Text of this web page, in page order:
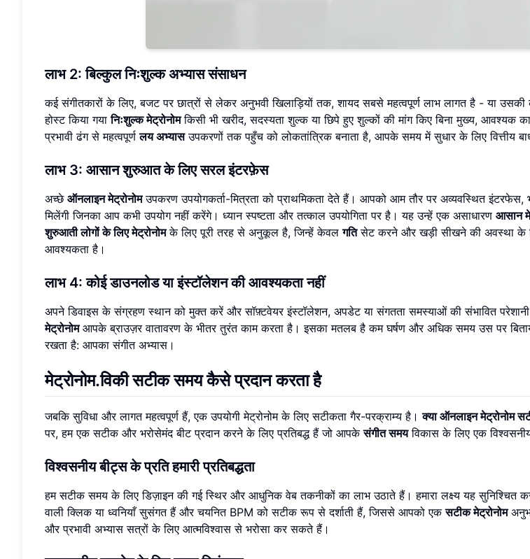
लाभ 2: बिल्कुल निःशुल्क अभ्यास संसाधन
कई संगीतकारों के लिए, बजट पर छात्रों से लेकर अनुभवी खिलाड़ियों तक, शायद सबसे महत्वपूर्ण लाभ लागत है - या उसकी
होस्ट किया गयानिःशुल्क मेट्रोनोमकिसी भी खरीद, सदस्यता शुल्क या छिपे हुए शुल्कों की मांग किए बिना मुख्य, आवश्यक
प्रभावी ढंग से महत्वपूर्णलय अभ्यासउपकरणों तक पहुँच को लोकतांत्रिक बनाता है, आपके समय में सुधार के लिए वित्तीय
लाभ 3: आसान शुरुआत के लिए सरल इंटरफ़ेस
अच्छे ऑनलाइन मेट्रोनोमउपकरण उपयोगकर्ता-मित्रता को प्राथमिकता देते हैं। आपको आम तौर पर अव्यवस्थित इंटरफेस,
मिलेंगी जिनका आप कभी उपयोग नहीं करेंगे। ध्यान स्पष्टता और तत्काल उपयोगिता पर है। यह उन्हें एक असाधारण आसान
शुरुआती लोगों के लिए मेट्रोनोमके लिए पूरी तरह से अनुकूल है, जिन्हें केवलगतिसेट करने और खड़ी सीखने की अवस्था के
आवश्यकता है।
लाभ 4: कोई डाउनलोड या इंस्टॉलेशन की आवश्यकता नहीं
अपने डिवाइस के संग्रहण स्थान को मुक्त करें और सॉफ़्टवेयर इंस्टॉलेशन, अपडेट या संगतता समस्याओं की संभावित
मेट्रोनोमआपके ब्राउज़र वातावरण के भीतर तुरंत काम करता है। इसका मतलब है कम घर्षण और अधिक समय उस पर
रखता है: आपका संगीत अभ्यास।
मेट्रोनोम.विकी सटीक समय कैसे प्रदान करता है
जबकि सुविधा और लागत महत्वपूर्ण हैं, एक उपयोगी मेट्रोनोम के लिए सटीकता गैर-परक्राम्य है।क्या ऑनलाइन मेट्रोनोम
पर, हम एक सटीक और भरोसेमंद बीट प्रदान करने के लिए प्रतिबद्ध हैं जो आपकेसंगीत समयविकास के लिए एक
विश्वसनीय बीट्स के प्रति हमारी प्रतिबद्धता
हम सटीक समय के लिए डिज़ाइन की गई स्थिर और आधुनिक वेब तकनीकों का लाभ उठाते हैं। हमारा लक्ष्य यह सुनिश्चित
वाली क्लिक या ध्वनियाँ सुसंगत हैं और चयनित BPM को सटीक रूप से दर्शाती हैं, जिससे आपको एकसटीक मेट्रोनोम
और प्रभावी अभ्यास सत्रों के लिए आत्मविश्वास से भरोसा कर सकते हैं।